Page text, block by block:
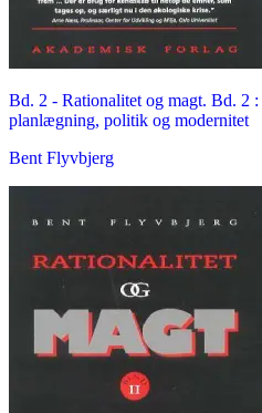
Bd. 2 - Rationalitet og magt. Bd. 2 :
planlægning, politik og modernitet
Bent Flyvbjerg